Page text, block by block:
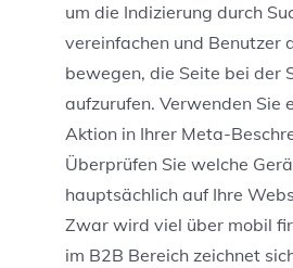
um die Indizierung durch
vereinfachen und Benutzer
bewegen, die Seite bei der
aufzurufen. Verwenden Sie
Aktion in Ihrer Meta-
Überprüfen Sie welche
hauptsächlich auf Ihre
Zwar wird viel über mobil
im B2B Bereich zeichnet